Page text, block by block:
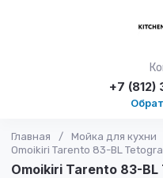
+7 (812)
Главная / Мойка для кухни
Omoikiri Tarento 83-BL
Omoikiri Tarento 83-